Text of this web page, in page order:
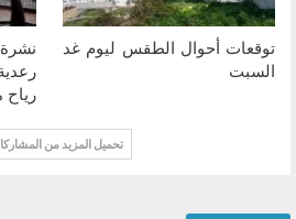
توقعات أحوال الطقس ليوم غد
السبت
رياح
تحميل المزيد من